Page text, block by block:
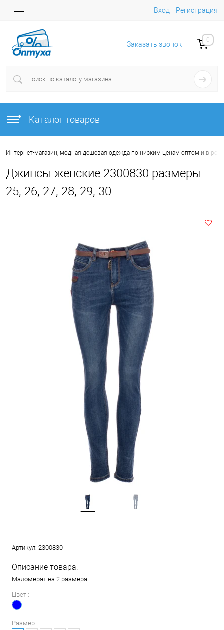
Вход Регистрация
Заказать звонок
0
Каталог товаров
Интернет-магазин, модная дешевая одежда по низким ценам оптом и в
Джинсы женские 2300830 размеры
25, 26, 27, 28, 29, 30
Артикул: 2300830
Описание товара:
Маломерят на 2 размера.
Цвет :
Размер :